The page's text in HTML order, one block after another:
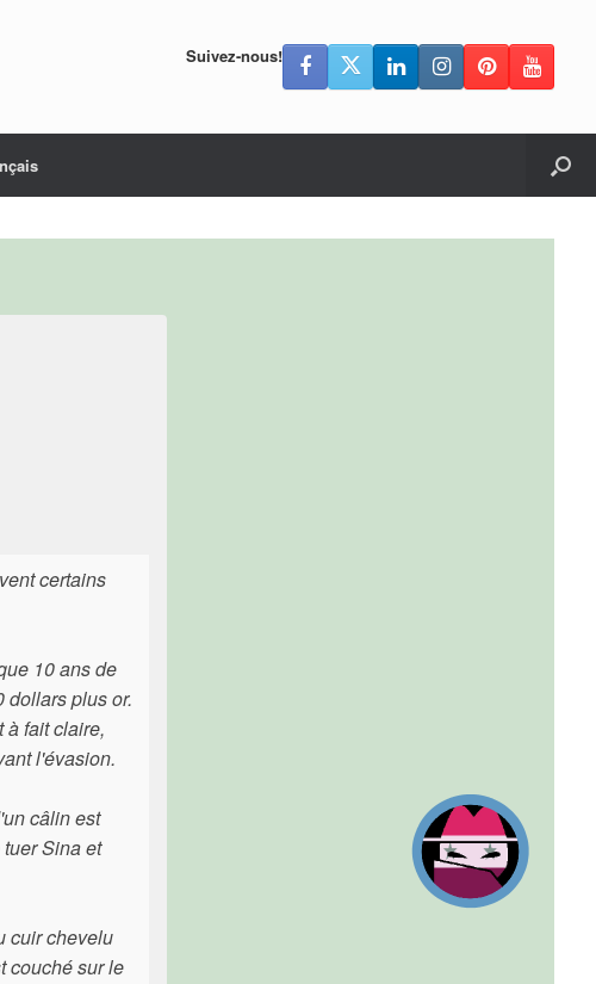
Suivez-nous!
certains
10 ans de
dollars plus or.
à fait claire,
l'évasion.
câlin est
Sina et
cuir chevelu
couché sur le